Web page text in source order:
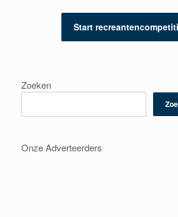
Start
Zoeken
Onze Adverteerders